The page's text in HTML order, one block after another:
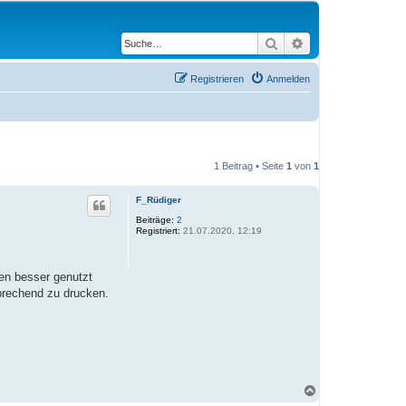
Suche
Anmelden
Registrieren
1 Beitrag • Seite 1 von 1
F_Rüdiger
Beiträge: 2
Registriert: 21.07.2020, 12:19
besser genutzt
zu drucken.